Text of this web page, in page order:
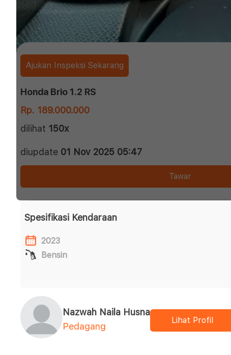
Ajukan Inspeksi Sekarang
Honda Brio 1.2 RS
Rp. 189.000.000
dilihat 150x
diupdate 01 Nov 2025 05:47
Tawar
Spesifikasi Kendaraan
2023
Bensin
Nazwah Naila Husna
Pedagang
Lihat Profil